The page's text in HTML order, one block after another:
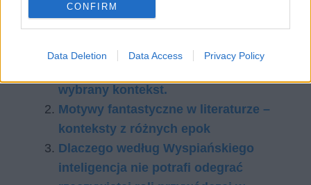
CONFIRM
Data Deletion Data Access Privacy Policy
Symboliczne znaczenie widm i zjaw.
Omów zagadnienie na podstawie
Wesela Stanisława Wyspiańskiego. W
wybrany kontekst.
Motywy fantastyczne w literaturze –
konteksty z różnych epok
Dlaczego według Wyspiańskiego
inteligencja nie potrafi odegrać